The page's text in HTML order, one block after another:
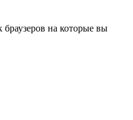
на которые вы